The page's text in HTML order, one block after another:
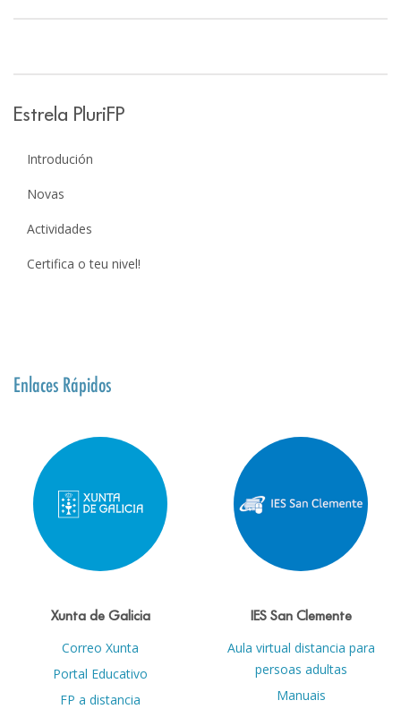
Estrela PluriFP
Introdución
Novas
Actividades
Certifica o teu nivel!
Enlaces Rápidos
Xunta de Galicia
Correo Xunta
Portal Educativo
FP a distancia
IES San Clemente
Aula virtual distancia para
persoas adultas
Manuais